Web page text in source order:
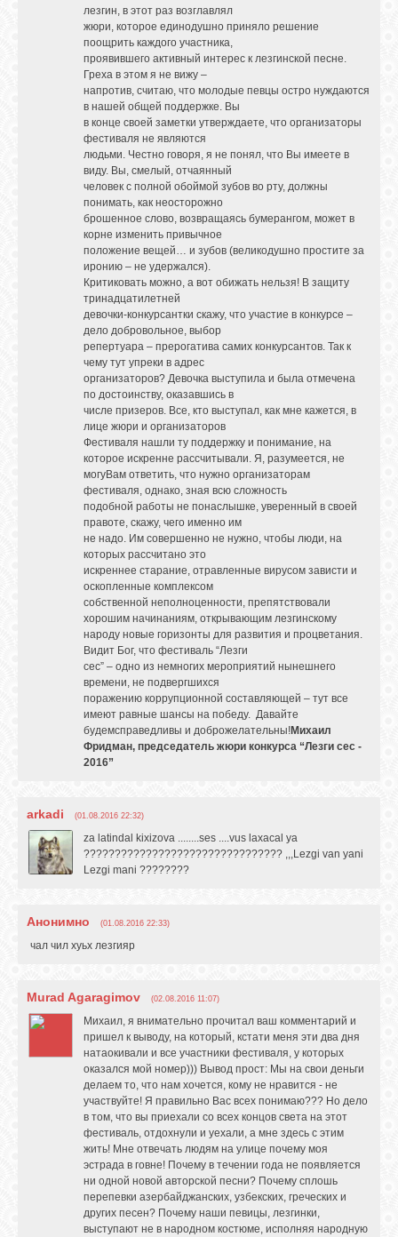
лезгин, в этот раз возглавлял
жюри, которое единодушно приняло решение
поощрить каждого участника,
проявившего активный интерес к лезгинской песне.
Греха в этом я не вижу –
напротив, считаю, что молодые певцы остро нуждаются
в нашей общей поддержке. Вы
в конце своей заметки утверждаете, что организаторы
фестиваля не являются
людьми. Честно говоря, я не понял, что Вы имеете в
виду. Вы, смелый, отчаянный
человек с полной обоймой зубов во рту, должны
понимать, как неосторожно
брошенное слово, возвращаясь бумерангом, может в
корне изменить привычное
положение вещей… и зубов (великодушно простите за
иронию – не удержался).
Критиковать можно, а вот обижать нельзя! В защиту
тринадцатилетней
девочки-конкурсантки скажу, что участие в конкурсе –
дело добровольное, выбор
репертуара – прерогатива самих конкурсантов. Так к
чему тут упреки в адрес
организаторов? Девочка выступила и была отмечена
по достоинству, оказавшись в
числе призеров. Все, кто выступал, как мне кажется, в
лице жюри и организаторов
Фестиваля нашли ту поддержку и понимание, на
которое искренне рассчитывали. Я, разумеется, не
могуВам ответить, что нужно организаторам
фестиваля, однако, зная всю сложность
подобной работы не понаслышке, уверенный в своей
правоте, скажу, чего именно им
не надо. Им совершенно не нужно, чтобы люди, на
которых рассчитано это
искреннее старание, отравленные вирусом зависти и
оскопленные комплексом
собственной неполноценности, препятствовали
хорошим начинаниям, открывающим лезгинскому
народу новые горизонты для развития и процветания.
Видит Бог, что фестиваль “Лезги
сес” – одно из немногих мероприятий нынешнего
времени, не подвергшихся
поражению коррупционной составляющей – тут все
имеют равные шансы на победу. Давайте
будемсправедливы и доброжелательны!Михаил
Фридман, председатель жюри конкурса “Лезги сес -
2016”
arkadi (01.08.2016 22:32)
za latindal kixizova ........ses ....vus laxacal ya
???????????????????????????????? ,,,Lezgi van yani
Lezgi mani ????????
Анонимно (01.08.2016 22:33)
чал чил хуьх лезгияр
Murad Agaragimov (02.08.2016 11:07)
Михаил, я внимательно прочитал ваш комментарий и
пришел к выводу, на который, кстати меня эти два дня
натаокивали и все участники фестиваля, у которых
оказался мой номер))) Вывод прост: Мы на свои деньги
делаем то, что нам хочется, кому не нравится - не
участвуйте! Я правильно Вас всех понимаю??? Но дело
в том, что вы приехали со всех концов света на этот
фестиваль, отдохнули и уехали, а мне здесь с этим
жить! Мне отвечать людям на улице почему моя
эстрада в говне! Почему в течении года не появляется
ни одной новой авторской песни? Почему сплошь
перепевки азербайджанских, узбекских, греческих и
других песен? Почему наши певицы, лезгинки,
выступают не в народном костюме, исполняя народную